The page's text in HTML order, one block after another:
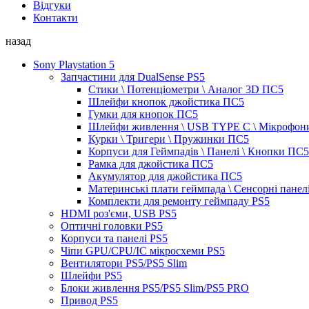
Відгуки
Контакти
назад
Sony Playstation 5
Запчастини для DualSense PS5
Стики \ Потенціометри \ Аналог 3D ПС5
Шлейфи кнопок джойстика ПС5
Гумки для кнопок ПС5
Шлейфи живлення \ USB TYPE C \
Курки \ Тригери \ Пружинки ПС5
Корпуси для Геймпадів \ Панелі \ Кнопки ПС5
Рамка для джойстика ПС5
Акумулятор для джойстика ПС5
Материнські плати геймпада \ Сенсорні
Комплекти для ремонту геймпаду PS5
HDMI роз'єми, USB PS5
Оптичні головки PS5
Корпуси та панелі PS5
Чіпи GPU/CPU/IC мікросхеми PS5
Вентилятори PS5/PS5 Slim
Шлейфи PS5
Блоки живлення PS5/PS5 Slim/PS5 PRO
Привод PS5